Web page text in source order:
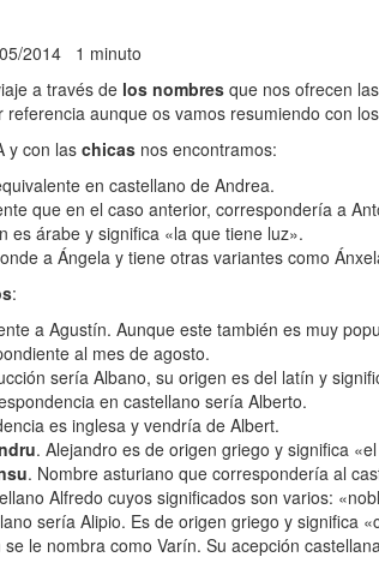
2014 1 minuto
a través de los nombres que nos ofrecen
referencia aunque os vamos resumiendo con
y con las chicas nos encontramos:
en castellano de Andrea.
que en el caso anterior, correspondería a
es árabe y significa «la que tiene luz».
a Ángela y tiene otras variantes como
:
a Agustín. Aunque este también es muy
al mes de agosto.
sería Albano, su origen es del latín y
en castellano sería Alberto.
es inglesa y vendría de Albert.
. Alejandro es de origen griego y significa
. Nombre asturiano que correspondería al
Alfredo cuyos significados son varios:
sería Alipio. Es de origen griego y significa
se le nombra como Varín. Su acepción